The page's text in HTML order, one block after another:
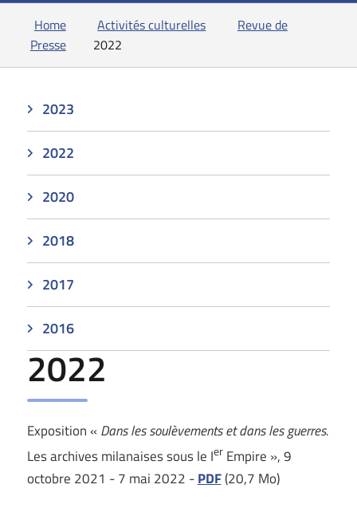
Home Activités culturelles
Revue de
Presse
2022
2023
2022
2020
2018
2017
2016
2022
Exposition « Dans les soulèvements et dans les guerres.
Les archives milanaises sous le IerEmpire », 9
octobre 2021 - 7 mai 2022 -PDF(20,7 Mo)